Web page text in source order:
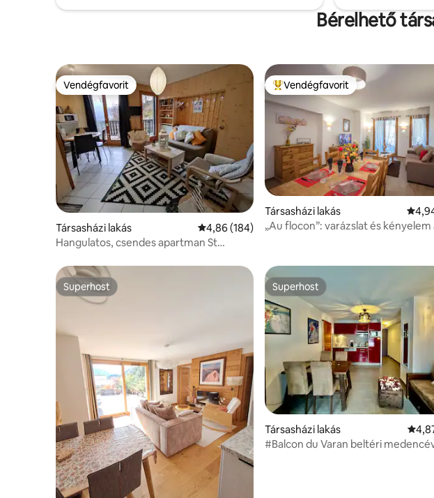
Bérelhető
Vendégfavorit
Vendégfavorit
Társasházi lakás Átlagos értékelés: 5/4,86, 184 vélemény
4,86 (184)
Hangulatos, csendes apartman St
Kiemelt vendégfavorit
Vendégfavorit
Társasházi lakás
„Au flocon”: varázslat és kényelem
Superhost
Superhost Superhost
Superhost
Társasházi lakás
#Balcon du Varan beltéri